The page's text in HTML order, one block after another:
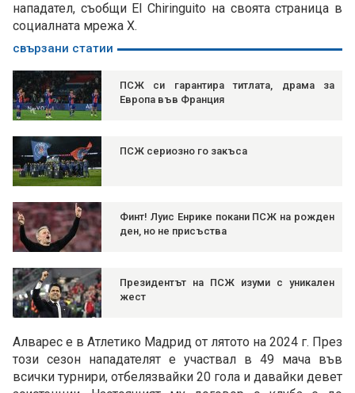
нападател, съобщи El Chiringuito на своята страница в
социалната мрежа X.
свързани статии
ПСЖ си гарантира титлата, драма за
Европа във Франция
ПСЖ сериозно го закъса
Финт! Луис Енрике покани ПСЖ на рожден
ден, но не присъства
Президентът на ПСЖ изуми с уникален
жест
Алварес е в Атлетико Мадрид от лятото на 2024 г. През
този сезон нападателят е участвал в 49 мача във
всички турнири, отбелязвайки 20 гола и давайки девет